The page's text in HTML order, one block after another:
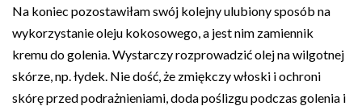
Na koniec pozostawiłam swój kolejny ulubiony sposób na
wykorzystanie oleju kokosowego, a jest nim zamiennik
kremu do golenia. Wystarczy rozprowadzić olej na wilgotnej
skórze, np. łydek. Nie dość, że zmiękczy włoski i ochroni
skórę przed podrażnieniami, doda poślizgu podczas golenia i